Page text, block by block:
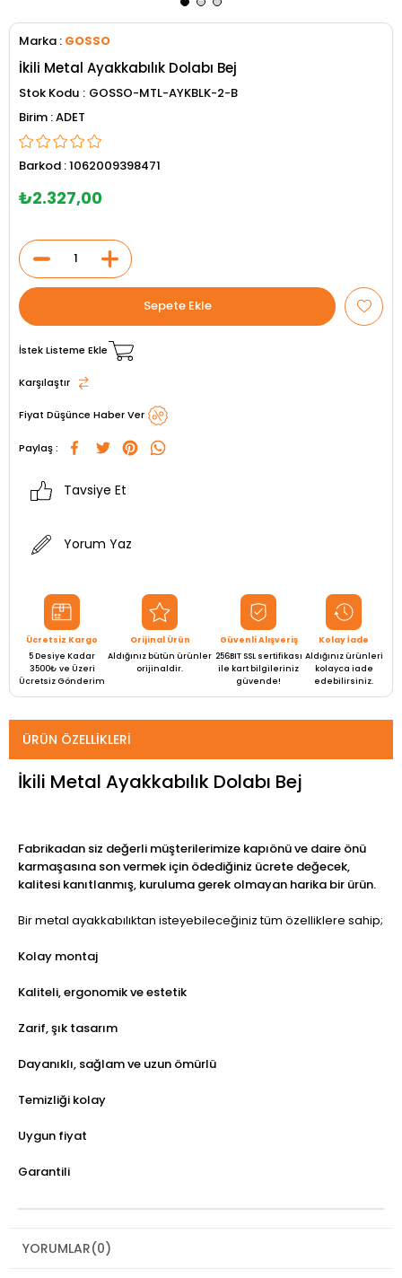
Marka : GOSSO
İkili Metal Ayakkabılık Dolabı Bej
Stok Kodu
GOSSO-MTL-AYKBLK-2-B
ADET
Barkod :1062009398471
₺2.327,00
İstek Listeme Ekle
Karşılaştır
Fiyat Düşünce Haber Ver
Paylaş :
Tavsiye Et
Yorum Yaz
Ücretsiz Kargo
5 Desiye Kadar
3500₺ ve Üzeri
Ücretsiz Gönderim
Orijinal Ürün
Aldığınız bütün ürünler
orijinaldir.
Güvenli Alışveriş
256BIT SSL sertifikası
ile kart bilgileriniz
güvende!
Kolay İade
Aldığınız ürünleri
kolayca iade
edebilirsiniz.
ÜRÜN ÖZELLIKLERI
İkili Metal Ayakkabılık Dolabı Bej
Fabrikadan siz değerli müşterilerimize kapıönü ve daire önü
karmaşasına son vermek için ödediğiniz ücrete değecek,
kalitesi kanıtlanmış, kuruluma gerek olmayan harika bir ürün.
Bir metal ayakkabılıktan isteyebileceğiniz tüm özelliklere sahip;
Kolay montaj
Kaliteli, ergonomik ve estetik
Zarif, şık tasarım
Dayanıklı, sağlam ve uzun ömürlü
Temizliği kolay
Uygun fiyat
Garantili
YORUMLAR(0)